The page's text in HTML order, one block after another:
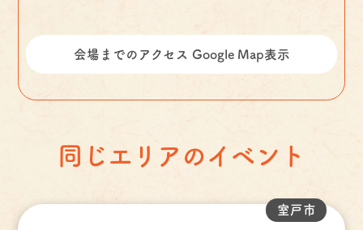
会場までのアクセス Google Map表示
同じエリアのイベント
室戸市